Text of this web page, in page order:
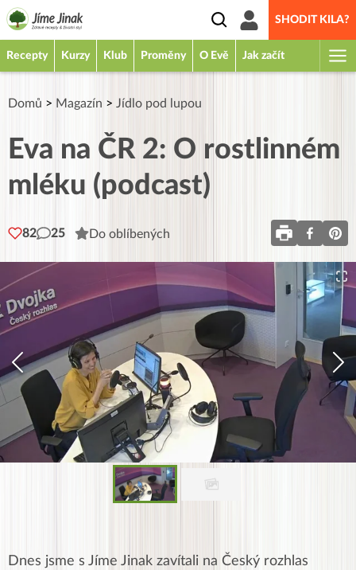
SHODIT KILA?
Recepty Kurzy Klub Proměny O Evě Jak začít
Domů > Magazín > Jídlo pod lupou
Eva na ČR 2: O rostlinném
mléku (podcast)
82 25 Do oblíbených
Dnes jsme s Jíme Jinak zavítali na Český rozhlas